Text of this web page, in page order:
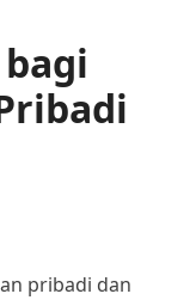
pribadi dan